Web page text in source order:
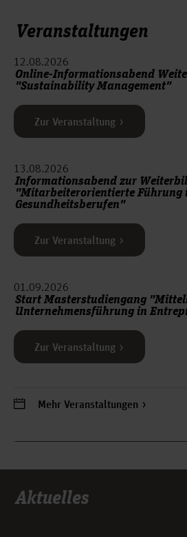
Veranstaltungen
12.08.2026
Online-Informationsabend
"Sustainability Management"
Zur Veranstaltung
13.08.2026
Informationsabend zur
"Mitarbeiterorientierte Führung
Gesundheitsberufen"
Zur Veranstaltung
01.09.2026
Start Masterstudiengang
Unternehmensführung in
Zur Veranstaltung
Mehr Veranstaltungen
Aktuelles